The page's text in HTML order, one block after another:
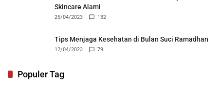
Skincare Alami
25/04/2023 132
Tips Menjaga Kesehatan di Bulan Suci Ramadhan
12/04/2023 79
Populer Tag